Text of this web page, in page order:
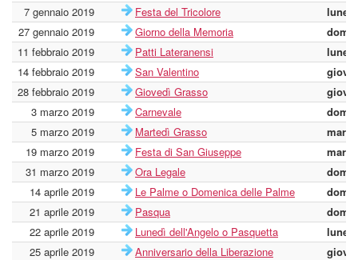
7 gennaio 2019
Festa del Tricolore
lunedì
27 gennaio 2019
Giorno della Memoria
11 febbraio 2019
Patti Lateranensi
lunedì
14 febbraio 2019
San Valentino
28 febbraio 2019
Giovedì Grasso
3 marzo 2019
Carnevale
5 marzo 2019
Martedì Grasso
19 marzo 2019
Festa di San Giuseppe
31 marzo 2019
Ora Legale
14 aprile 2019
Le Palme o Domenica delle Palme
21 aprile 2019
Pasqua
22 aprile 2019
Lunedì dell'Angelo o Pasquetta
lunedì
25 aprile 2019
Anniversario della Liberazione